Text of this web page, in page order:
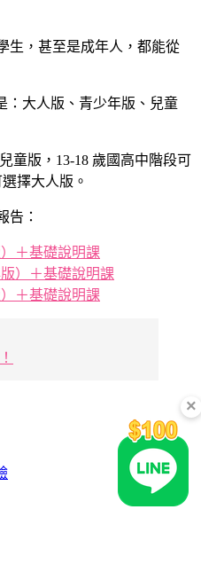
生，甚至是成年人，都能從
： 大人版、青少年版、兒童
童版，13-18 歲國高中階段可
擇大人版。
告：
＋基礎說明課
）＋基礎說明課
＋基礎說明課
×